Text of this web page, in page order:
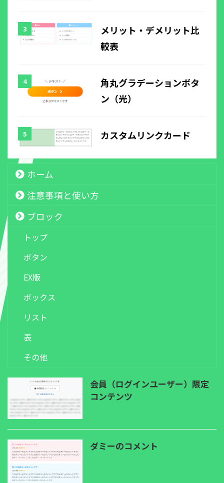
メリット・デメリット比
較表
角丸グラデーションボタ
ン（光）
カスタムリンクカード
ホーム
注意事項と使い方
ブロック
トップ
ボタン
EX版
ボックス
リスト
表
その他
会員（ログインユーザー）限定
コンテンツ
ダミーのコメント